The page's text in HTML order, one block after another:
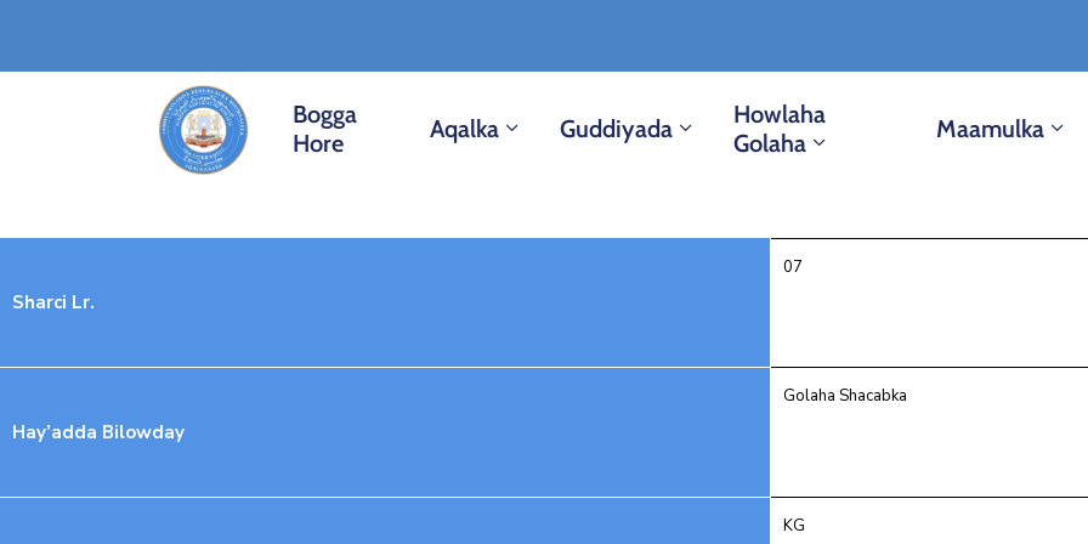
Bogga
Hore
Aqalka Guddiyada
Howlaha
Golaha
Maamulka
Sharci Lr.
07
Hay’adda Bilowday
Golaha Shacabka
KG